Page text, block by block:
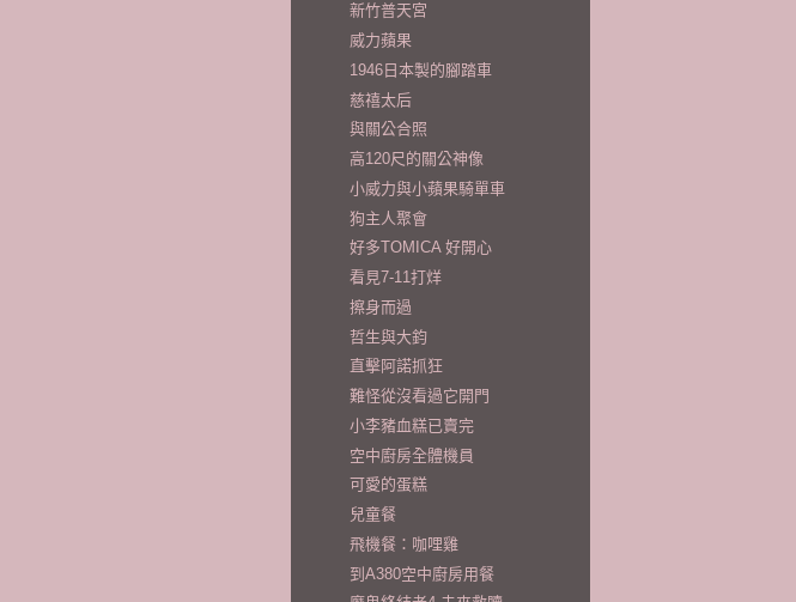
新竹普天宮
威力蘋果
1946日本製的腳踏車
慈禧太后
與關公合照
高120尺的關公神像
小威力與小蘋果騎單車
狗主人聚會
好多TOMICA 好開心
看見7-11打烊
擦身而過
哲生與大鈞
直擊阿諾抓狂
難怪從沒看過它開門
小李豬血糕已賣完
空中廚房全體機員
可愛的蛋糕
兒童餐
飛機餐：咖哩雞
到A380空中廚房用餐